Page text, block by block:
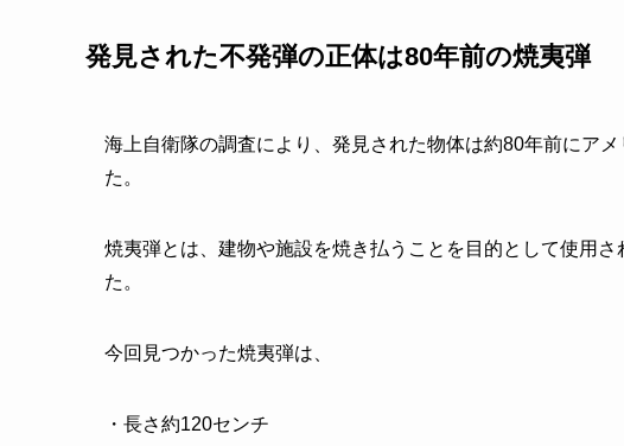
発見された不発弾の正体は80年前の焼夷弾
海上自衛隊の調査により、発見された物体は約80年前にア
た。
焼夷弾とは、建物や施設を焼き払うことを目的として使用
た。
今回見つかった焼夷弾は、
・長さ約120センチ